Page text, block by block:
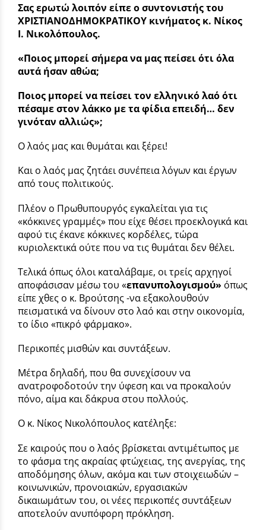
Σας ερωτώ λοιπόν είπε ο συντονιστής του
ΧΡΙΣΤΙΑΝΟΔΗΜΟΚΡΑΤΙΚΟΥ κινήματος κ. Νίκος
Ι. Νικολόπουλος.
«Ποιος μπορεί σήμερα να μας πείσει ότι όλα
αυτά ήσαν αθώα;
Ποιος μπορεί να πείσει τον ελληνικό λαό ότι
πέσαμε στον λάκκο με τα φίδια επειδή… δεν
γινόταν αλλιώς»;
Ο λαός μας και θυμάται και ξέρει!
Και ο λαός μας ζητάει συνέπεια λόγων και έργων
από τους πολιτικούς.
Πλέον ο Πρωθυπουργός εγκαλείται για τις
«κόκκινες γραμμές» που είχε θέσει προεκλογικά και
αφού τις έκανε κόκκινες κορδέλες, τώρα
κυριολεκτικά ούτε που να τις θυμάται δεν θέλει.
Τελικά όπως όλοι καταλάβαμε, οι τρείς αρχηγοί
αποφάσισαν μέσω του «επανυπολογισμού» όπως
είπε χθες ο κ. Βρούτσης -να εξακολουθούν
πεισματικά να δίνουν στο λαό και στην οικονομία,
το ίδιο «πικρό φάρμακο».
Περικοπές μισθών και συντάξεων.
Μέτρα δηλαδή, που θα συνεχίσουν να
ανατροφοδοτούν την ύφεση και να προκαλούν
πόνο, αίμα και δάκρυα στου πολλούς.
Ο κ. Νίκος Νικολόπουλος κατέληξε:
Σε καιρούς που ο λαός βρίσκεται αντιμέτωπος με
το φάσμα της ακραίας φτώχειας, της ανεργίας, της
αποδόμησης όλων, ακόμα και των στοιχειωδών –
κοινωνικών, προνοιακών, εργασιακών
δικαιωμάτων του, οι νέες περικοπές συντάξεων
αποτελούν ανυπόφορη πρόκληση.